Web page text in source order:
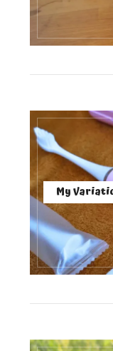
My